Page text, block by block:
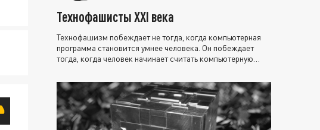
Технофашисты XXI века
Технофашизм побеждает не тогда, когда компьютерная
программа становится умнее человека. Он побеждает
тогда, когда человек начинает считать компьютерную